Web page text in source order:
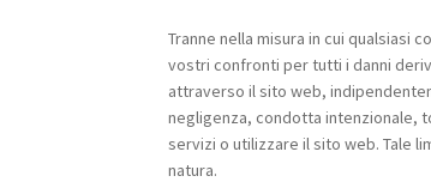
Tranne nella misura in cui qualsiasi
vostri confronti per tutti i danni
attraverso il sito web,
negligenza, condotta intenzionale,
servizi o utilizzare il sito web. Tale
natura.